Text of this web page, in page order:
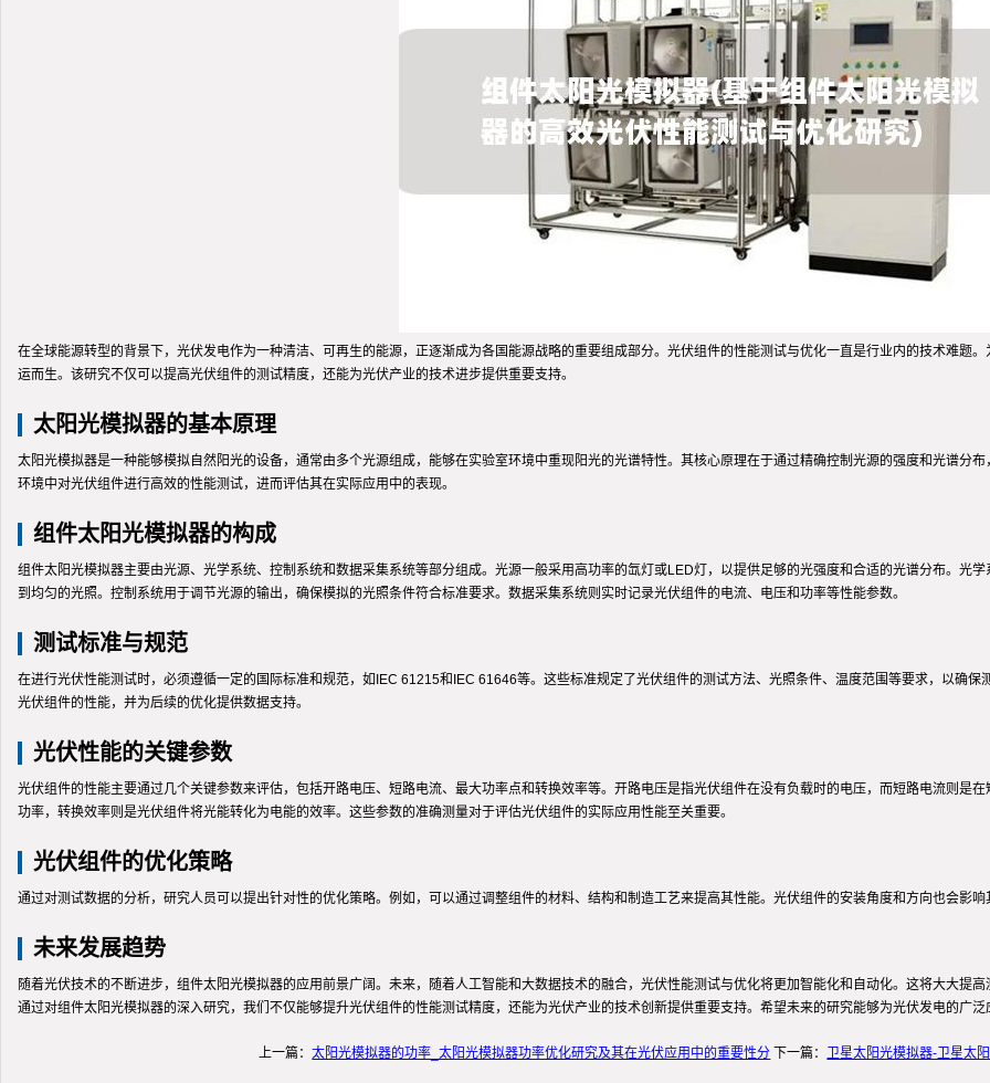
在全球能源转型的背景下，光伏发电作为一种清洁、可再生的能源，正逐渐成为各国能源战略的重要组成部分。光伏组件的性能测试与优化一直是行业内的技术难题
运而生。该研究不仅可以提高光伏组件的测试精度，还能为光伏产业的技术进步提供重要支持。
太阳光模拟器的基本原理
太阳光模拟器是一种能够模拟自然阳光的设备，通常由多个光源组成，能够在实验室环境中重现阳光的光谱特性。其核心原理在于通过精确控制光源的强度和光谱分
环境中对光伏组件进行高效的性能测试，进而评估其在实际应用中的表现。
组件太阳光模拟器的构成
组件太阳光模拟器主要由光源、光学系统、控制系统和数据采集系统等部分组成。光源一般采用高功率的氙灯或LED灯，以提供足够的光强度和合适的光谱分布。光
到均匀的光照。控制系统用于调节光源的输出，确保模拟的光照条件符合标准要求。数据采集系统则实时记录光伏组件的电流、电压和功率等性能参数。
测试标准与规范
在进行光伏性能测试时，必须遵循一定的国际标准和规范，如IEC 61215和IEC 61646等。这些标准规定了光伏组件的测试方法、光照条件、温度范围等要求，以确
光伏组件的性能，并为后续的优化提供数据支持。
光伏性能的关键参数
光伏组件的性能主要通过几个关键参数来评估，包括开路电压、短路电流、最大功率点和转换效率等。开路电压是指光伏组件在没有负载时的电压，而短路电流则是
功率，转换效率则是光伏组件将光能转化为电能的效率。这些参数的准确测量对于评估光伏组件的实际应用性能至关重要。
光伏组件的优化策略
通过对测试数据的分析，研究人员可以提出针对性的优化策略。例如，可以通过调整组件的材料、结构和制造工艺来提高其性能。光伏组件的安装角度和方向也会影
未来发展趋势
随着光伏技术的不断进步，组件太阳光模拟器的应用前景广阔。未来，随着人工智能和大数据技术的融合，光伏性能测试与优化将更加智能化和自动化。这将大大提
通过对组件太阳光模拟器的深入研究，我们不仅能够提升光伏组件的性能测试精度，还能为光伏产业的技术创新提供重要支持。希望未来的研究能够为光伏发电的广
上一篇：太阳光模拟器的功率_太阳光模拟器功率优化研究及其在光伏应用中的重要性分 下一篇： 卫星太阳光模拟器-卫星太